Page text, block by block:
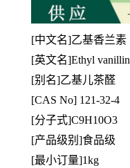
[中文名]乙基香兰素
[英文名]Ethyl vanillin
[别名]乙基儿茶醛
[CAS No] 121-32-4
[分子式]C9H10O3
[产品级别]食品级
[最小订量]1kg